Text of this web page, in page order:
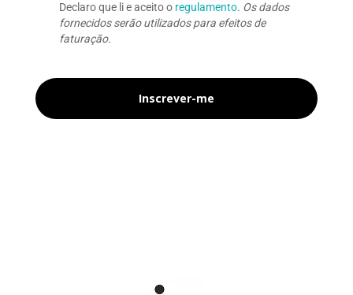
Declaro que li e aceito o regulamento. Os dados
fornecidos serão utilizados para efeitos de
faturação.
Inscrever-me